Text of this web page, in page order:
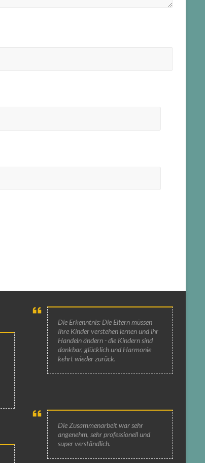
Die Erkenntnis: Die Eltern müssen
Ihre Kinder verstehen lernen und ihr
Handeln ändern - die Kindern sind
dankbar, glücklich und Harmonie
kehrt wieder zurück.
Die Zusammenarbeit war sehr
angenehm, sehr professionell und
super verständlich.